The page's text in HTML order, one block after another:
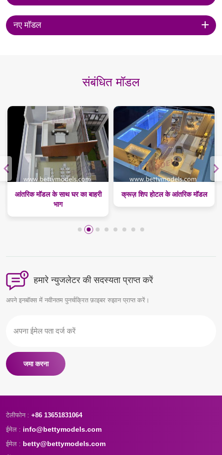
नए मॉडल
संबंधित मॉडल
आंतरिक मॉडल के साथ घर का बाहरी
भाग
क्रूज़ शिप होटल के आंतरिक मॉडल
हमारे न्युजलेटर की सदस्यता प्राप्त करें
अपने इनबॉक्स में नवीनतम पुनर्चक्रित फ़ाइबर रुझान प्राप्त करें।
जमा करना
टेलीफोन : +86 13651831064
ईमेल : info@bettymodels.com
ईमेल : betty@bettymodels.com